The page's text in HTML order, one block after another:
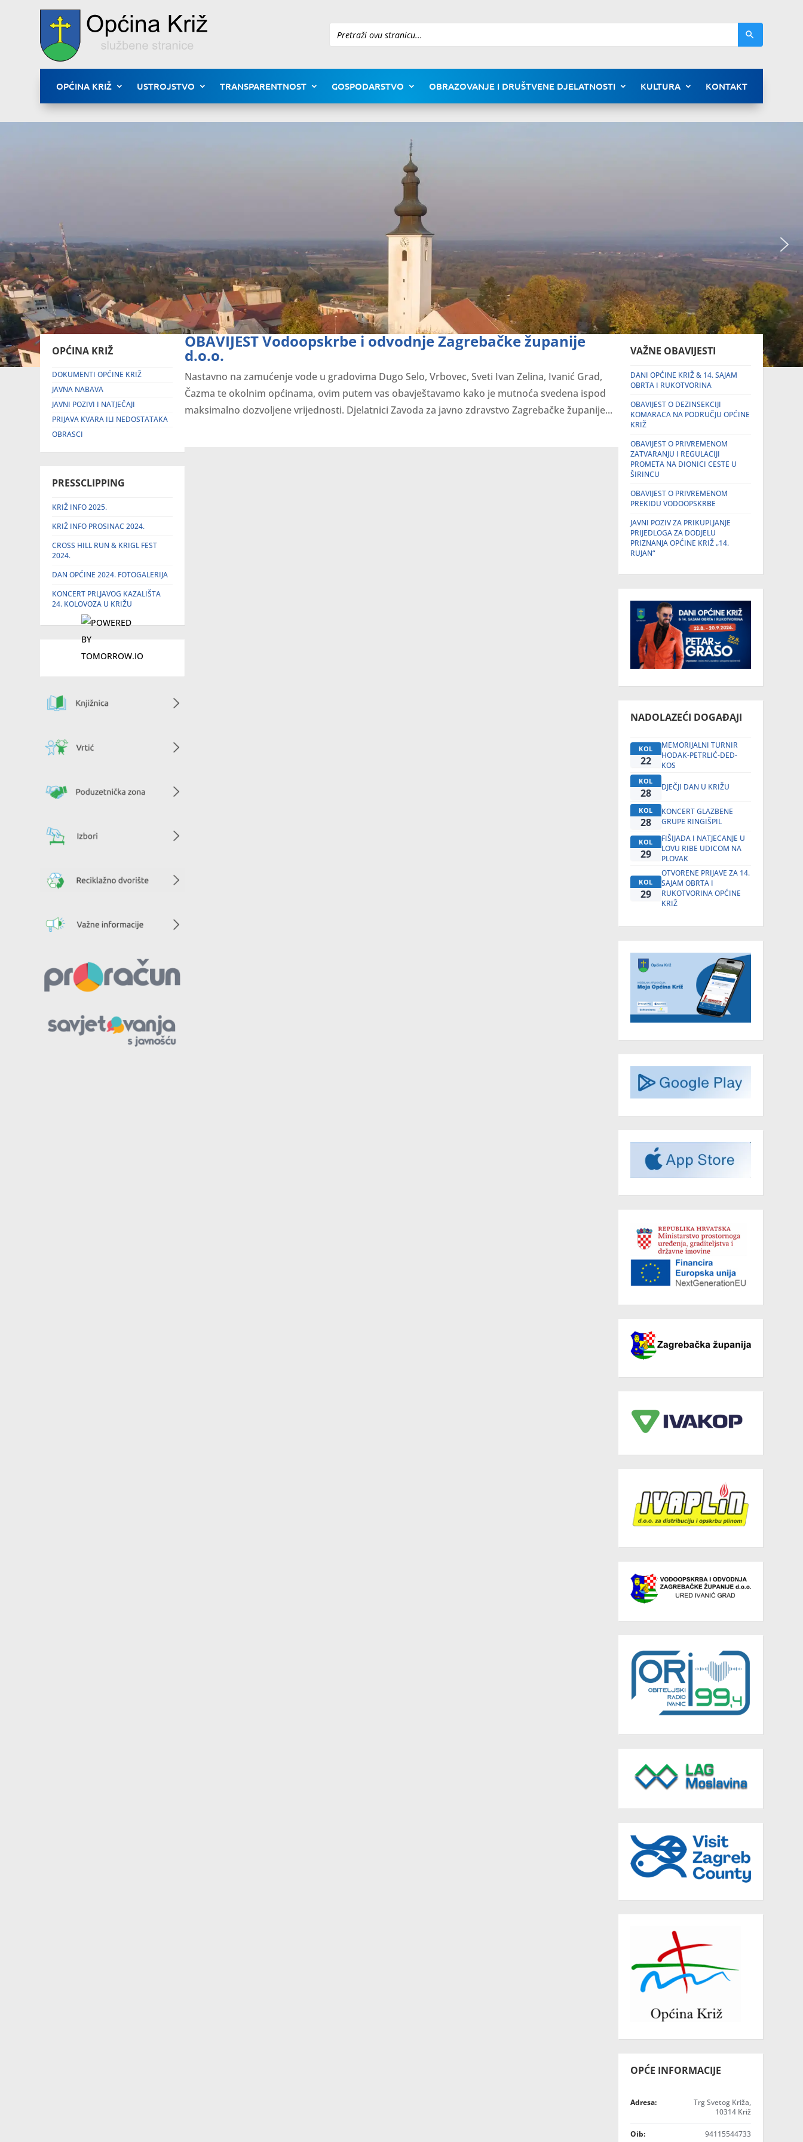
Pretraži
OPĆINA KRIŽ USTROJSTVO TRANSPARENTNOST GOSPODARSTVO OBRAZOVANJE I DRUŠTVENE DJELATNOSTI KULTURA KONTAKT
OPĆINA KRIŽ
DOKUMENTI OPĆINE KRIŽ
JAVNA NABAVA
JAVNI POZIVI I NATJEČAJI
PRIJAVA KVARA ILI NEDOSTATAKA
OBRASCI
PRESSCLIPPING
KRIŽ INFO 2025.
KRIŽ INFO PROSINAC 2024.
CROSS HILL RUN & KRIGL FEST
2024.
DAN OPĆINE 2024. FOTOGALERIJA
KONCERT PRLJAVOG KAZALIŠTA
24. KOLOVOZA U KRIŽU
OBAVIJEST Vodoopskrbe i odvodnje Zagrebačke županije
d.o.o.
Nastavno na zamućenje vode u gradovima Dugo Selo, Vrbovec, Sveti Ivan Zelina, Ivanić Grad,
Čazma te okolnim općinama, ovim putem vas obavještavamo kako je mutnoća svedena ispod
maksimalno dozvoljene vrijednosti. Djelatnici Zavoda za javno zdravstvo Zagrebačke županije...
VAŽNE OBAVIJESTI
DANI OPĆINE KRIŽ & 14. SAJAM
OBRTA I RUKOTVORINA
OBAVIJEST O DEZINSEKCIJI
KOMARACA NA PODRUČJU OPĆINE
KRIŽ
OBAVIJEST O PRIVREMENOM
ZATVARANJU I REGULACIJI
PROMETA NA DIONICI CESTE U
ŠIRINCU
OBAVIJEST O PRIVREMENOM
PREKIDU VODOOPSKRBE
JAVNI POZIV ZA PRIKUPLJANJE
PRIJEDLOGA ZA DODJELU
PRIZNANJA OPĆINE KRIŽ „14.
RUJAN“
NADOLAZEĆI DOGAĐAJI
KOL
22
MEMORIJALNI TURNIR
HODAK-PETRLIĆ-DED-
KOS
KOL
28 DJEČJI DAN U KRIŽU
KOL
28
KONCERT GLAZBENE
GRUPE RINGIŠPIL
KOL
29
FIŠIJADA I NATJECANJE U
LOVU RIBE UDICOM NA
PLOVAK
KOL
29
OTVORENE PRIJAVE ZA 14.
SAJAM OBRTA I
RUKOTVORINA OPĆINE
KRIŽ
OPĆE INFORMACIJE
Adresa:
Trg Svetog Križa,
10314 Križ
Oib: 94115544733